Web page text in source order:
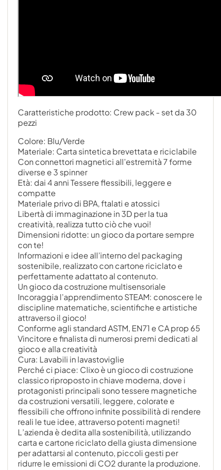
Caratteristiche prodotto: Crew pack - set da 30
pezzi
Colore: Blu/Verde
Materiale: Carta sintetica brevettata e riciclabile
Con connettori magnetici all’estremità 7 forme
diverse e 3 spinner
Età: dai 4 anni Tessere flessibili, leggere e
compatte
Materiale privo di BPA, ftalati e atossici
Libertà di immaginazione in 3D per la tua
creatività, realizza tutto ciò che vuoi!
Dimensioni ridotte: un gioco da portare sempre
con te!
Informazioni e idee all’interno del packaging
sostenibile, realizzato con cartone riciclato e
perfettamente adattato al contenuto.
Un gioco da costruzione multisensoriale
Incoraggia l’apprendimento STEAM: conoscere le
discipline matematiche, scientifiche e artistiche
attraverso il gioco!
Conforme agli standard ASTM, EN71 e CA prop 65
Vincitore e finalista di numerosi premi dedicati al
gioco e alla creatività
Cura: Lavabili in lavastoviglie
Perché ci piace: Clixo è un gioco di costruzione
classico riproposto in chiave moderna, dove i
protagonisti principali sono tessere magnetiche
da costruzioni versatili, leggere, colorate e
flessibili che offrono infinite possibilità di rendere
reali le tue idee, attraverso potenti magneti!
L’azienda è dedita alla sostenibilità, utilizzando
carta e cartone riciclato della giusta dimensione
per adattarsi al contenuto, piccoli gesti per
ridurre le emissioni di CO2 durante la produzione.